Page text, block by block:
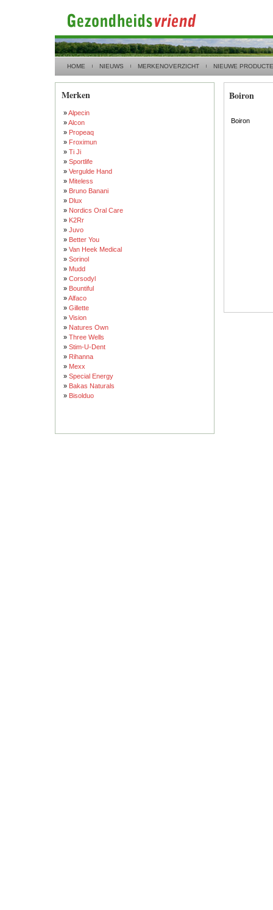
HOME NIEUWS MERKENOVERZICHT NIEUWE
Merken
»Alpecin
»Alcon
» Propeaq
» Froximun
» Ti Ji
» Sportlife
» Vergulde Hand
» Miteless
» Bruno Banani
» Dlux
» Nordics Oral Care
» K2Rr
» Juvo
» Better You
» Van Heek Medical
» Sorinol
» Mudd
» Corsodyl
» Bountiful
»Alfaco
» Gillette
» Vision
» Natures Own
» Three Wells
» Stim-U-Dent
» Rihanna
» Mexx
» Special Energy
» Bakas Naturals
» Bisolduo
Boiron
Boiron